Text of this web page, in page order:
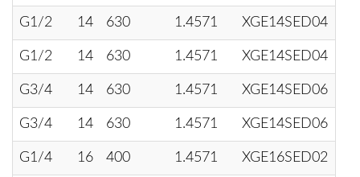
G1/2 14 630 1.4571 XGE14SED04
G1/2 14 630 1.4571 XGE14SED04
G3/4 14 630 1.4571 XGE14SED06
G3/4 14 630 1.4571 XGE14SED06
G1/4 16 400 1.4571 XGE16SED02